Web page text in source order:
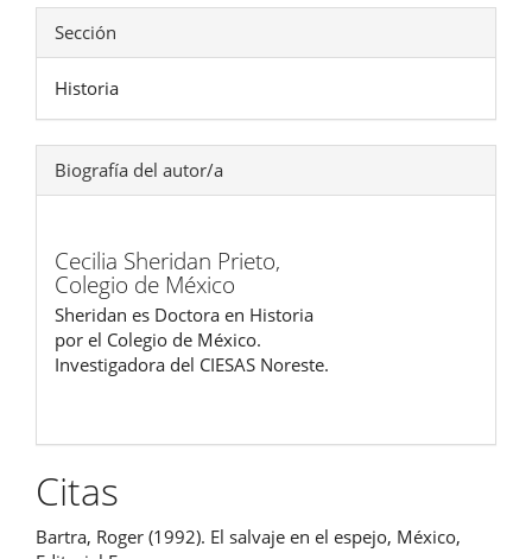
Sección
Historia
Biografía del autor/a
Cecilia Sheridan Prieto,
Colegio de México
Sheridan es Doctora en Historia
por el Colegio de México.
Investigadora del CIESAS Noreste.
Citas
Bartra, Roger (1992). El salvaje en el espejo, México,